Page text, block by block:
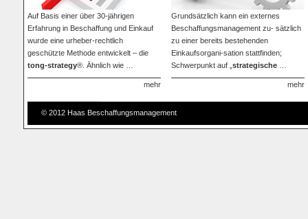
Auf Basis einer über 30-jährigen
Erfahrung in Beschaffung und Einkauf
wurde eine urheber-rechtlich
geschützte Methode entwickelt – die
tong-strategy®. Ähnlich wie …
Grundsätzlich kann ein externes
Beschaffungsmanagement zu- sätzlich
zu einer bereits bestehenden
Einkaufsorgani-sation stattfinden;
Schwerpunkt auf „ strategische
mehr mehr
© 2012 Haas Beschaffungsmanagement